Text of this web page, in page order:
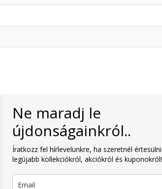
Ne maradj le
újdonságainkról..
Íratkozz fel hírlevelünkre, ha szeretnél
legújabb kollekciókról, akciókról és kuponokról!